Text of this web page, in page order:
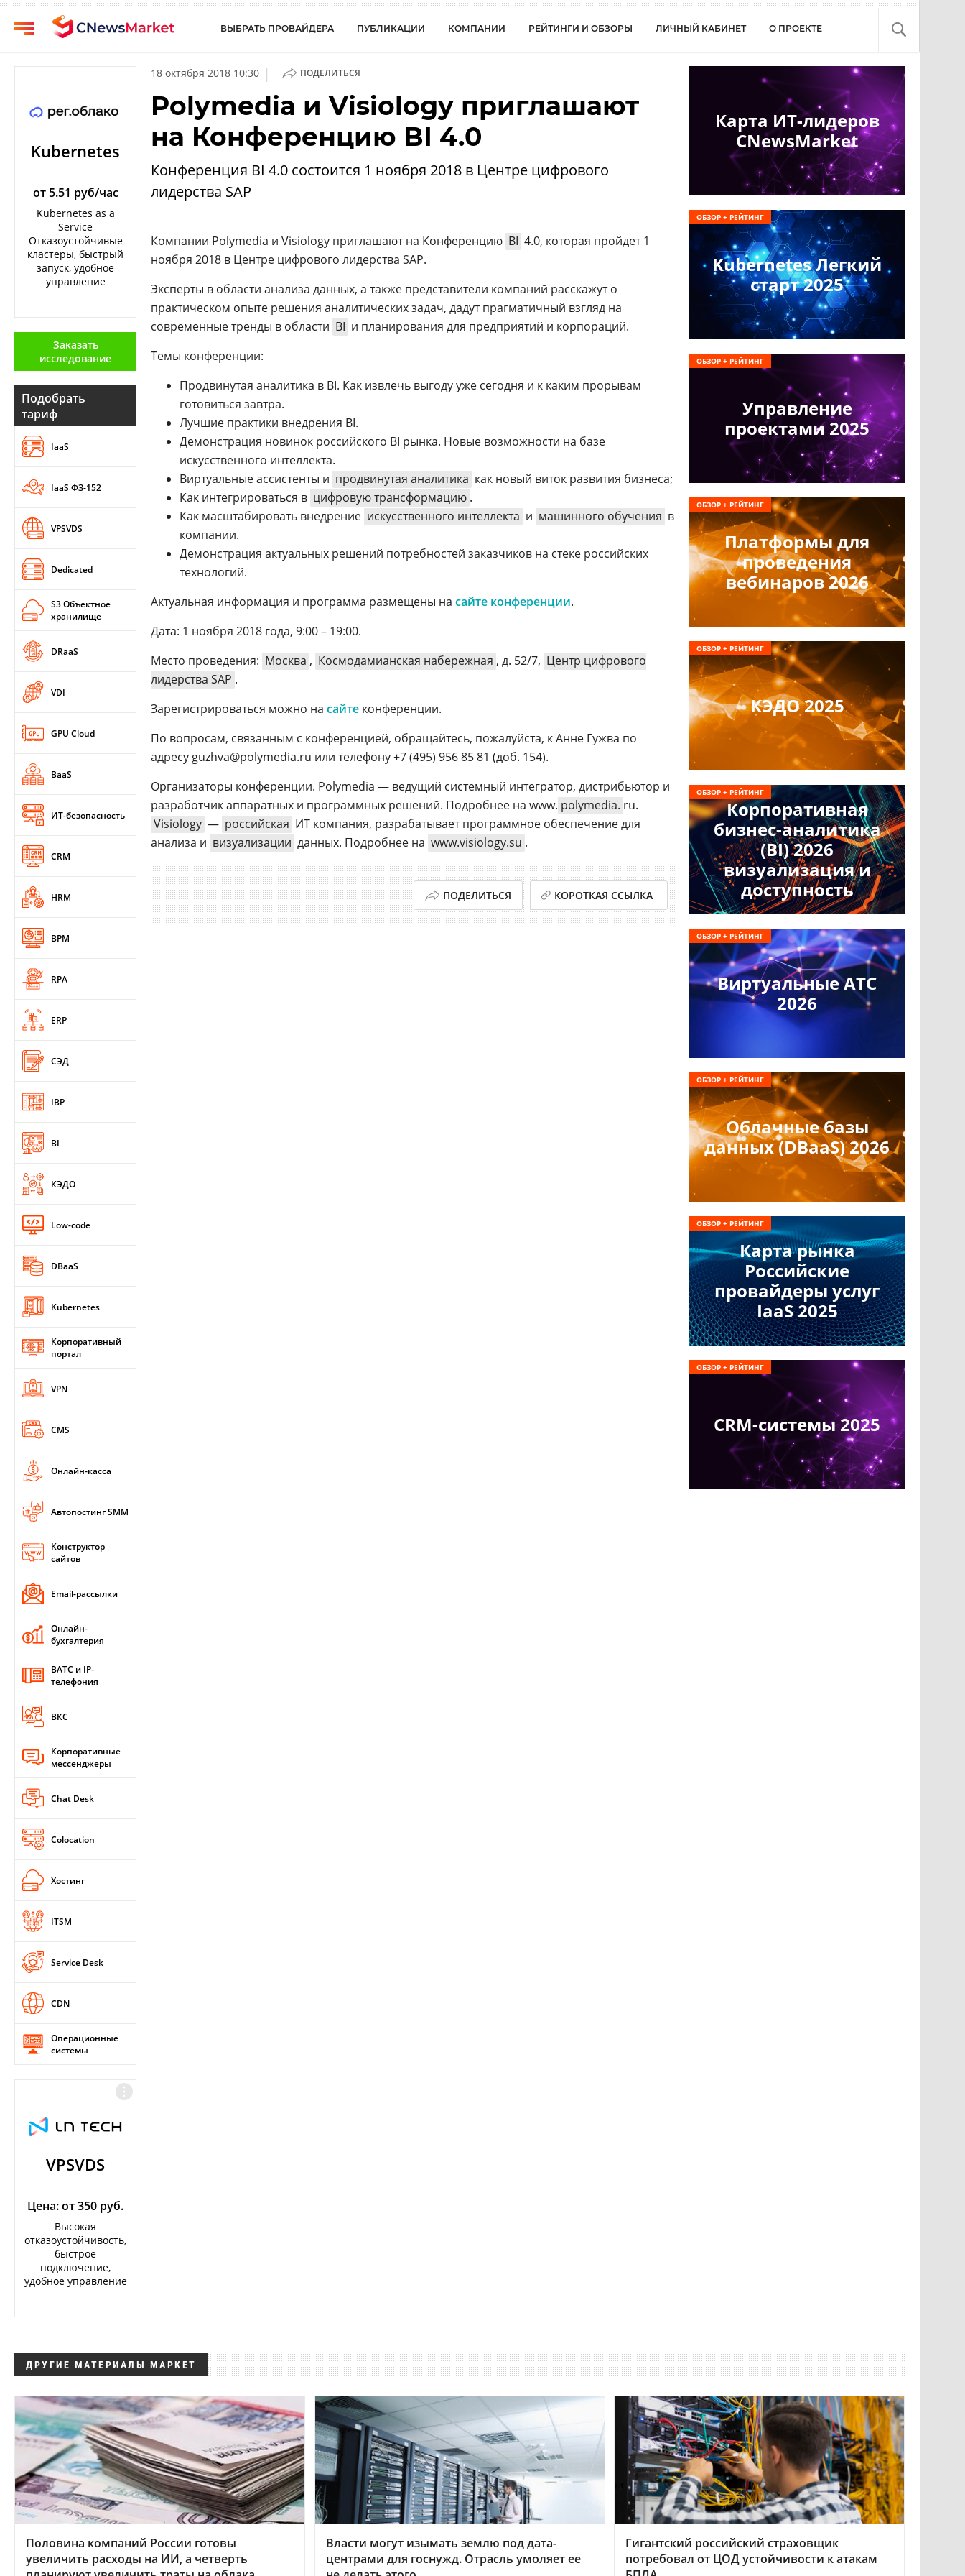
Публикации
обзоры
Личный
кабинет
проекте
Аналитика
Конференции
Техника
издании
Вакансии
Контакты
Telegram
Конференции
Техника
ВЫБРАТЬ ПРОВАЙДЕРА ПУБЛИКАЦИИ КОМПАНИИ РЕЙТИНГИ И ОБЗОРЫ ЛИЧНЫЙ КАБИНЕТ О ПРОЕКТЕ
Kubernetes
от 5.51 руб/час
Kubernetes as a
Service
Отказоустойчивые
кластеры, быстрый
запуск, удобное
управление
Заказать
исследование
Подобрать
тариф
IaaS
IaaS ФЗ-152
VPSVDS
Dedicated
S3 Объектное
хранилище
DRaaS
VDI
GPU Cloud
BaaS
ИТ-безопасность
CRM
HRM
BPM
RPA
ERP
СЭД
IBP
BI
КЭДО
Low-code
DBaaS
Kubernetes
Корпоративный
портал
VPN
CMS
Онлайн-касса
Автопостинг SMM
Конструктор
сайтов
Email-рассылки
Онлайн-
бухгалтерия
ВАТС и IP-
телефония
ВКС
Корпоративные
мессенджеры
Chat Desk
Colocation
Хостинг
ITSM
Service Desk
CDN
Операционные
системы
VPSVDS
Цена: от 350 руб.
Высокая
отказоустойчивость,
быстрое
подключение,
удобное управление
18 октября 2018 10:30 | ПОДЕЛИТЬСЯ
Polymedia и Visiology приглашают
на Конференцию BI 4.0
Конференция BI 4.0 состоится 1 ноября 2018 в Центре цифрового
лидерства SAP
Компании Polymedia и Visiology приглашают на Конференцию BI 4.0, которая пройдет 1
ноября 2018 в Центре цифрового лидерства SAP.
Эксперты в области анализа данных, а также представители компаний расскажут о
практическом опыте решения аналитических задач, дадут прагматичный взгляд на
современные тренды в области BI и планирования для предприятий и корпораций.
Темы конференции:
Продвинутая аналитика в BI. Как извлечь выгоду уже сегодня и к каким прорывам
готовиться завтра.
Лучшие практики внедрения BI.
Демонстрация новинок российского BI рынка. Новые возможности на базе
искусственного интеллекта.
Виртуальные ассистенты и продвинутая аналитика как новый виток развития бизнеса;
Как интегрироваться в цифровую трансформацию .
Как масштабировать внедрение искусственного интеллекта и машинного обучения в
компании.
Демонстрация актуальных решений потребностей заказчиков на стеке российских
технологий.
Актуальная информация и программа размещены на сайте конференции.
Дата: 1 ноября 2018 года, 9:00 – 19:00.
Место проведения: Москва , Космодамианская набережная , д. 52/7, Центр цифрового
лидерства SAP .
Зарегистрироваться можно на сайте конференции.
По вопросам, связанным с конференцией, обращайтесь, пожалуйста, к Анне Гужва по
адресу guzhva@polymedia.ru или телефону +7 (495) 956 85 81 (доб. 154).
Организаторы конференции. Polymedia — ведущий системный интегратор, дистрибьютор и
разработчик аппаратных и программных решений. Подробнее на www. polymedia. ru.
Visiology — российская ИТ компания, разрабатывает программное обеспечение для
анализа и визуализации данных. Подробнее на www.visiology.su .
ПОДЕЛИТЬСЯ КОРОТКАЯ ССЫЛКА
Карта ИТ-лидеров
CNewsMarket
Kubernetes Легкий
старт 2025
ОБЗОР + РЕЙТИНГ
Управление
проектами 2025
ОБЗОР + РЕЙТИНГ
Платформы для
проведения
вебинаров 2026
ОБЗОР + РЕЙТИНГ
КЭДО 2025
ОБЗОР + РЕЙТИНГ
Корпоративная
бизнес-аналитика
(BI) 2026
визуализация и
доступность
ОБЗОР + РЕЙТИНГ
Виртуальные АТС
2026
ОБЗОР + РЕЙТИНГ
Облачные базы
данных (DBaaS) 2026
ОБЗОР + РЕЙТИНГ
Карта рынка
Российские
провайдеры услуг
IaaS 2025
ОБЗОР + РЕЙТИНГ
CRM-системы 2025
ОБЗОР + РЕЙТИНГ
ДРУГИЕ МАТЕРИАЛЫ МАРКЕТ
Половина компаний России готовы
увеличить расходы на ИИ, а четверть
Власти могут изымать землю под дата-
центрами для госнужд. Отрасль умоляет ее
Гигантский российский страховщик
потребовал от ЦОД устойчивости к атакам